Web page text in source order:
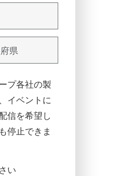
プ各社の製
イベントに
信を希望し
停止できま
い